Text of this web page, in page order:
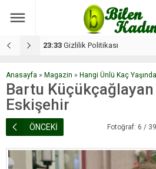
17:08 Dilan, düğününe 5 gün kala
Anasayfa » Magazin » Hangi Ünlü Kaç
Bartu
Eskişehir
ÖNCEKİ Fotoğraf: 6 / 39